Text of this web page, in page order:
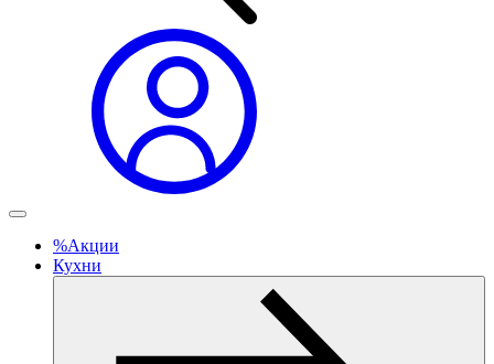
%Акции
Кухни